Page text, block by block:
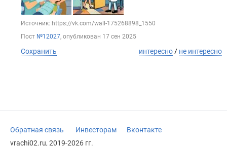
Источник: https://vk.com/wall-175268898_1550
Пост №12027, опубликован 17 сен 2025
Сохранить интересно / не интересно
Обратная связь Инвесторам
Вконтакте
vrachi02.ru, 2019-2026 гг.